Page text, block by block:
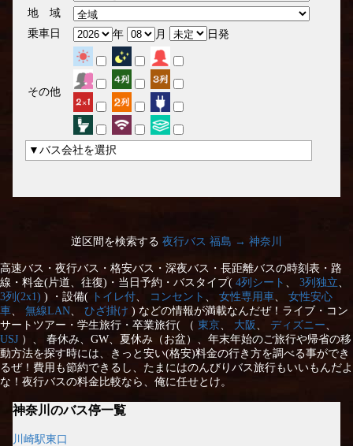
地 域
乗車日
年 月 日発
その他
▼バス会社を選択
逆区間を検索する 夜行バス 福島 → 神奈川
高速バス・夜行バス・格安バス・深夜バス・長距離バスの時刻表・路
線・料金(片道、往復)・当日予約・バスタイプ( 4列シート 3列独立
3列(2x1) ) ・設備( トイレ付 コンセント 女性専用車
女性安心
車
無線LAN ひざ掛け ) などの情報が満載なんだぜ！ライブ・コン
サートツアー・学生旅行・卒業旅行( （ 東京 大阪 ディズニー
USJ ）、 春休み、GW、夏休み（お盆）、年末年始のご旅行や帰省の移
動方法を探す時には、きっと安い(格安)料金の行き方を調べる事ができ
るぜ！費用も節約できるし、たまにはのんびりバス旅行もいいもんだよ
な！夜行バスの料金比較なら、俺に任せとけ。
神奈川のバス停一覧
川崎駅東口